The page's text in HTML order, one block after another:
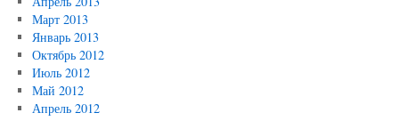
Март 2013
Январь 2013
Октябрь 2012
Июль 2012
Май 2012
Апрель 2012